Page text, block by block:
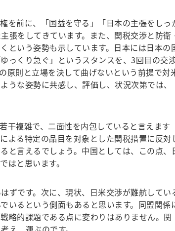
を前に、「国益を守る」「日本の主張をしっ
張をしてきています。また、関税交渉と防衛
という姿勢も示しています。日本には日本の
っくり急ぐ」というスタンスを、3回目の交
原則と立場を決して曲げないという前提で対
うな姿勢に共感し、評価し、状況次第では、
干複雑で、二面性を内包していると言えます
よる特定の品目を対象とした関税措置に反対
と言えるでしょう。中国としては、この点、
はと思います。
ずです。次に、現状、日米交渉が難航してい
いるという側面もあると思います。同盟関係
略的課題である点に変わりはありません。関